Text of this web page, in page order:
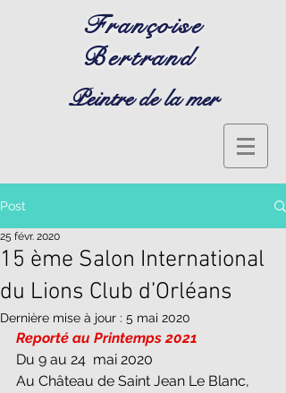
Françoise
Bertrand
Peintre de la mer
Post
15 ème Salon International
du Lions Club d’Orléans
25 févr. 2020
Dernière mise à jour : 5 mai 2020
Reporté au Printemps 2021
Du 9 au 24  mai 2020
Au Château de Saint Jean Le Blanc,